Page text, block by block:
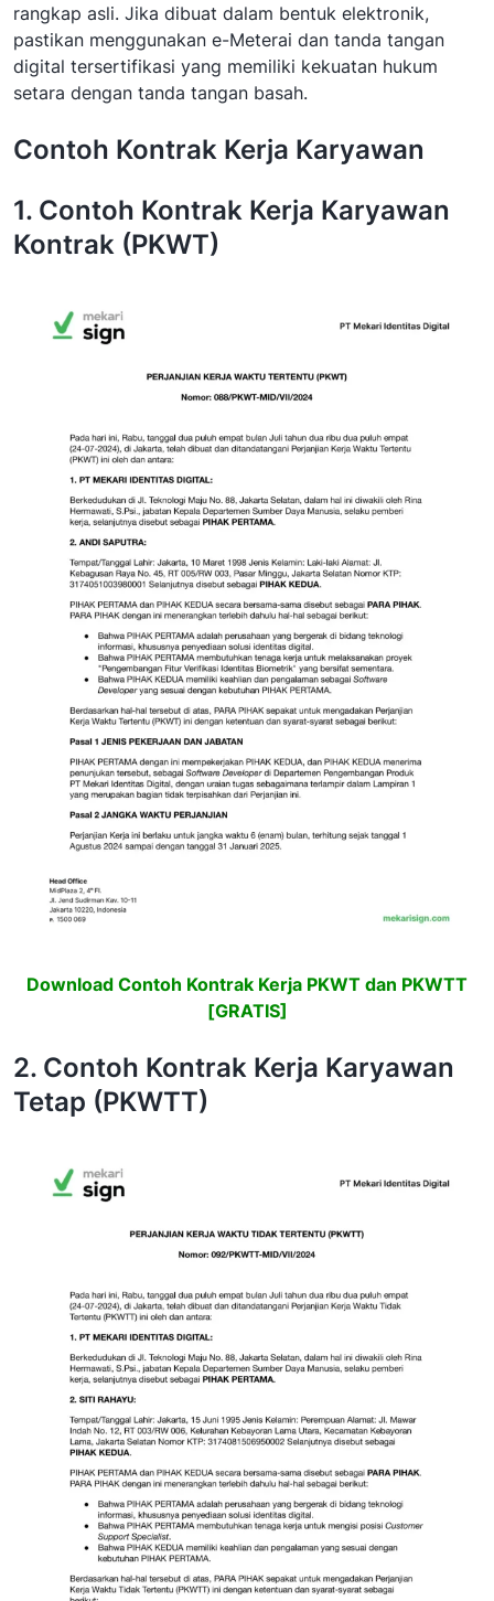
rangkap asli. Jika dibuat dalam bentuk elektronik,
pastikan menggunakan e-Meterai dan tanda tangan
digital tersertifikasi yang memiliki kekuatan hukum
setara dengan tanda tangan basah.
Contoh Kontrak Kerja Karyawan
1. Contoh Kontrak Kerja Karyawan
Kontrak (PKWT)
Download Contoh Kontrak Kerja PKWT dan PKWTT
[GRATIS]
2. Contoh Kontrak Kerja Karyawan
Tetap (PKWTT)